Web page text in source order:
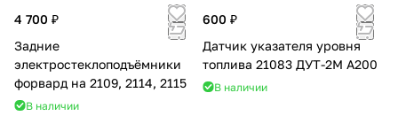
4 700 ₽
Задние
электростеклоподъёмники
форвард на 2109, 2114, 2115
В наличии
600 ₽
Датчик указателя уровня
топлива 21083 ДУТ-2М А200
В наличии